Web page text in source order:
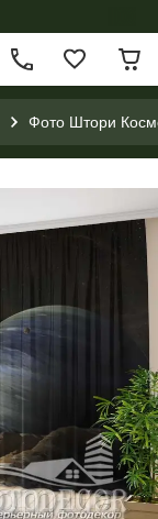
Фото Штори